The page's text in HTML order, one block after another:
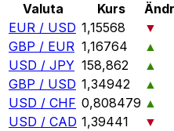
Valuta Kurs
EUR / USD 1,15568
▼
GBP / EUR 1,16764
▲
USD / JPY 158,862
▲
GBP / USD 1,34942
▲
USD / CHF 0,808479 ▲
USD / CAD 1,39441
▼